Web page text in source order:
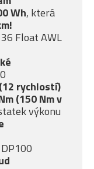
Wh, která
Float AWL
(12 rychlostí)
(150 Nm v
výkonu